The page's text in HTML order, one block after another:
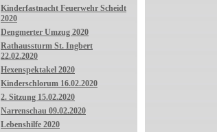
Kinderfastnacht Feuerwehr Scheidt
2020
Dengmerter Umzug 2020
Rathaussturm St. Ingbert
22.02.2020
Hexenspektakel 2020
Kinderschlorum 16.02.2020
2. Sitzung 15.02.2020
Narrenschau 09.02.2020
Lebenshilfe 2020